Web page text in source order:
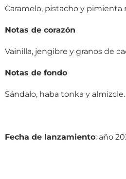
Caramelo, pistacho y pimienta
Notas de corazón
Vainilla, jengibre y granos de
Notas de fondo
Sándalo, haba tonka y almizcle.
Fecha de lanzamiento: año